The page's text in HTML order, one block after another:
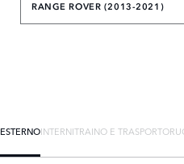
RANGE ROVER (2013-2021)
ESTERNOINTERNITRAINO E TRASPORTO